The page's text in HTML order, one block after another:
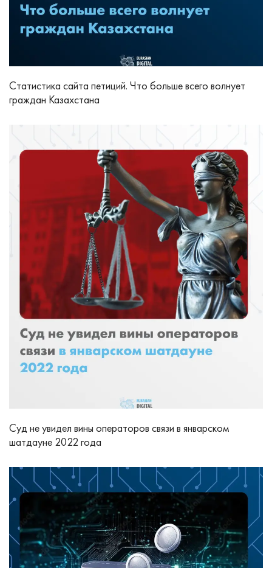
Статистика сайта петиций. Что больше всего волнует
граждан Казахстана
Суд не увидел вины операторов связи в январском
шатдауне 2022 года